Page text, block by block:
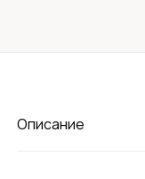
Описание